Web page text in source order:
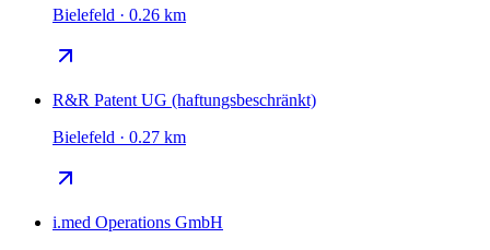
Bielefeld · 0.26 km
R&R Patent UG (haftungsbeschränkt)
Bielefeld · 0.27 km
i.med Operations GmbH